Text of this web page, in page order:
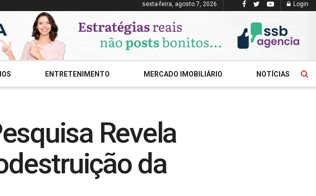
sexta-feira, agosto 7, 2026 Login
ENTRETENIMENTO MERCADO IMOBILIÁRIO NOTÍCIAS
Revela
da